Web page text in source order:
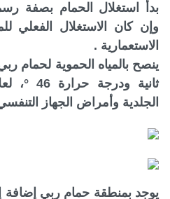
وإن كان الاستغلال الفعلي
الاستعمارية .
ثانية
الجلدية وأمراض الجهاز
يوجد بمنطقة حمام ربي إضافة